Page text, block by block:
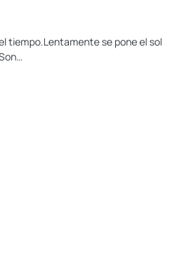
tiempo.Lentamente se pone el sol